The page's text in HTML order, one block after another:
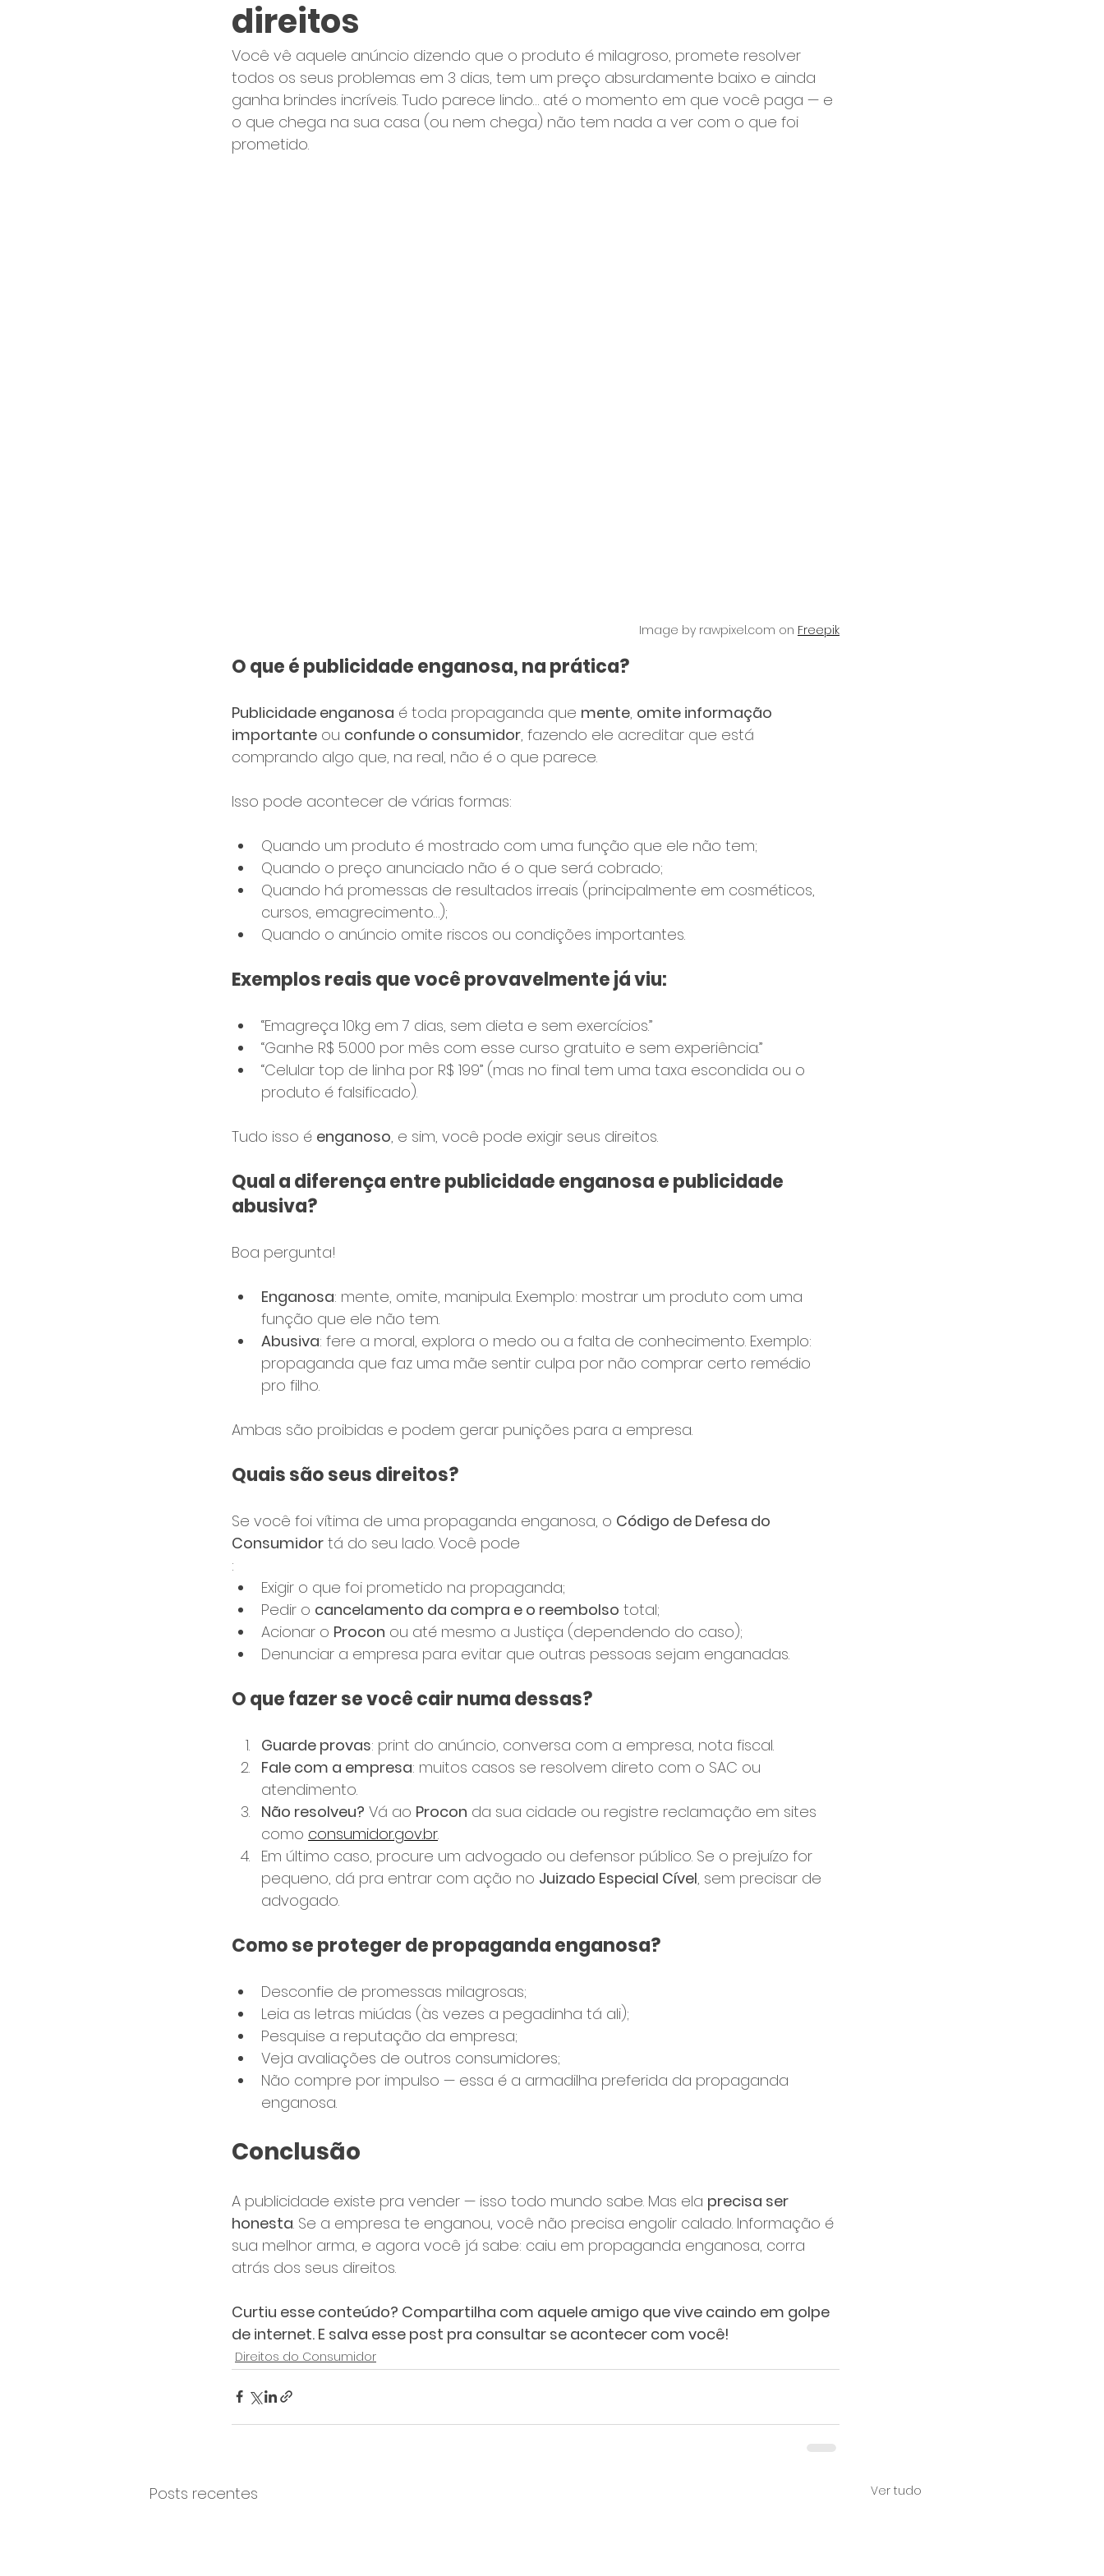
direitos
Você vê aquele anúncio dizendo que o produto é milagroso, promete resolver
todos os seus problemas em 3 dias, tem um preço absurdamente baixo e ainda
ganha brindes incríveis. Tudo parece lindo… até o momento em que você paga — e
o que chega na sua casa (ou nem chega) não tem nada a ver com o que foi
prometido.
Image by rawpixel.com on Freepik
O que é publicidade enganosa, na prática?
Publicidade enganosa é toda propaganda que mente, omite informação
importante ou confunde o consumidor, fazendo ele acreditar que está
comprando algo que, na real, não é o que parece.
Isso pode acontecer de várias formas:
Quando um produto é mostrado com uma função que ele não tem;
Quando o preço anunciado não é o que será cobrado;
Quando há promessas de resultados irreais (principalmente em cosméticos,
cursos, emagrecimento…);
Quando o anúncio omite riscos ou condições importantes.
Exemplos reais que você provavelmente já viu:
“Emagreça 10kg em 7 dias, sem dieta e sem exercícios.”
“Ganhe R$ 5.000 por mês com esse curso gratuito e sem experiência.”
“Celular top de linha por R$ 199” (mas no final tem uma taxa escondida ou o
produto é falsificado).
Tudo isso é enganoso, e sim, você pode exigir seus direitos.
Qual a diferença entre publicidade enganosa e publicidade
abusiva?
Boa pergunta!
Enganosa: mente, omite, manipula. Exemplo: mostrar um produto com uma
função que ele não tem.
Abusiva: fere a moral, explora o medo ou a falta de conhecimento. Exemplo:
propaganda que faz uma mãe sentir culpa por não comprar certo remédio
pro filho.
Ambas são proibidas e podem gerar punições para a empresa.
Quais são seus direitos?
Se você foi vítima de uma propaganda enganosa, o Código de Defesa do
Consumidor tá do seu lado. Você pode
:
Exigir o que foi prometido na propaganda;
Pedir o cancelamento da compra e o reembolso total;
Acionar o Procon ou até mesmo a Justiça (dependendo do caso);
Denunciar a empresa para evitar que outras pessoas sejam enganadas.
O que fazer se você cair numa dessas?
Guarde provas: print do anúncio, conversa com a empresa, nota fiscal.
Fale com a empresa: muitos casos se resolvem direto com o SAC ou
atendimento.
Não resolveu? Vá ao Procon da sua cidade ou registre reclamação em sites
como consumidor.gov.br.
Em último caso, procure um advogado ou defensor público. Se o prejuízo for
pequeno, dá pra entrar com ação no Juizado Especial Cível, sem precisar de
advogado.
Como se proteger de propaganda enganosa?
Desconfie de promessas milagrosas;
Leia as letras miúdas (às vezes a pegadinha tá ali);
Pesquise a reputação da empresa;
Veja avaliações de outros consumidores;
Não compre por impulso — essa é a armadilha preferida da propaganda
enganosa.
Conclusão
A publicidade existe pra vender — isso todo mundo sabe. Mas ela precisa ser
honesta. Se a empresa te enganou, você não precisa engolir calado. Informação é
sua melhor arma, e agora você já sabe: caiu em propaganda enganosa, corra
atrás dos seus direitos.
Curtiu esse conteúdo? Compartilha com aquele amigo que vive caindo em golpe
de internet. E salva esse post pra consultar se acontecer com você!
Direitos do Consumidor
Posts recentes Ver tudo